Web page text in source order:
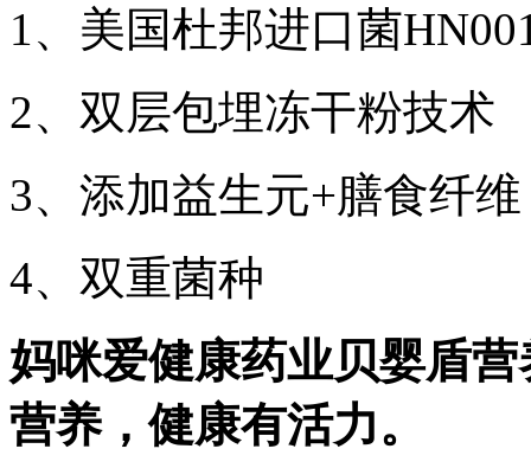
1、美国杜邦进口菌
2、双层包埋冻干粉技术
3、添加益生元+膳食纤
4、双重菌种
妈咪爱健康药业贝婴盾
营养，健康有活力。